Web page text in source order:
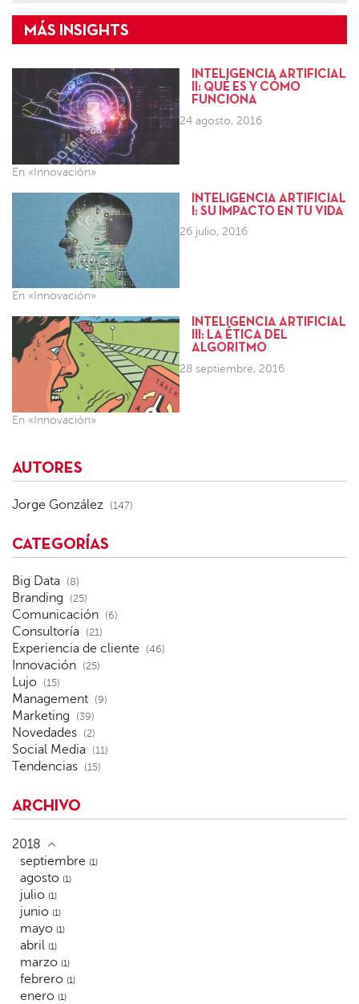
INTELIGENCIA ARTIFICIAL
II: QUÉ ES Y CÓMO
FUNCIONA
24 agosto, 2016
En «Innovación»
INTELIGENCIA ARTIFICIAL
I: SU IMPACTO EN TU VIDA
26 julio, 2016
En «Innovación»
INTELIGENCIA ARTIFICIAL
III: LA ÉTICA DEL
ALGORITMO
28 septiembre, 2016
En «Innovación»
AUTORES
Jorge González (147)
CATEGORÍAS
Big Data (8)
Branding (25)
Comunicación (6)
Consultoría (21)
Experiencia de cliente (46)
Innovación (25)
Lujo (15)
Management (9)
Marketing (39)
Novedades (2)
Social Media (11)
Tendencias (15)
ARCHIVO
2018
septiembre (1)
agosto (1)
julio (1)
junio (1)
mayo (1)
abril (1)
marzo (1)
febrero (1)
enero (1)